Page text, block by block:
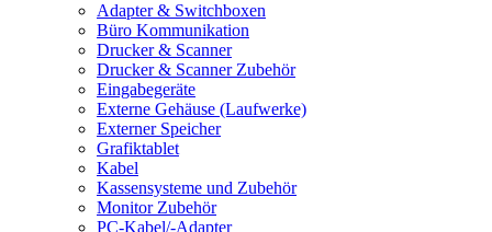
Adapter & Switchboxen
Büro Kommunikation
Drucker & Scanner
Drucker & Scanner Zubehör
Eingabegeräte
Externe Gehäuse (Laufwerke)
Externer Speicher
Grafiktablet
Kabel
Kassensysteme und Zubehör
Monitor Zubehör
PC-Kabel/-Adapter